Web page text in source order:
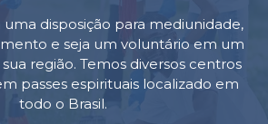
uma disposição para mediunidade,
e seja um voluntário em um
região. Temos diversos centros
passes espirituais localizado em
todo o Brasil.